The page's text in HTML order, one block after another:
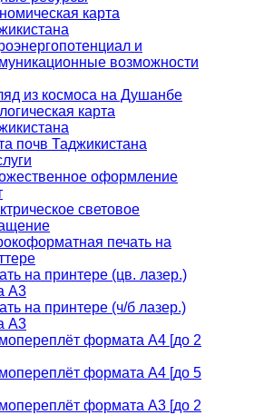
карта
и
возможности
из космоса на Душанбе
карта
почв Таджикистана
оформление
световое
печать на
на принтере (цв. лазер.)
А3
на принтере (ч/б лазер.)
А3
формата А4 [до 2
формата А4 [до 5
формата А3 [до 2